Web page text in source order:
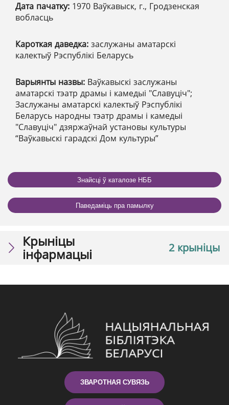
Дата пачатку: 1970 Ваўкавыск, г., Гродзенская
вобласць
Кароткая даведка: заслужаны аматарскі
калектыў Рэспублікі Беларусь
Варыянты назвы: Ваўкавыскі заслужаны
аматарскі тэатр драмы і камедыі "Славуціч";
Заслужаны аматарскі калектыў Рэспублікі
Беларусь народны тэатр драмы і камедыі
"Славуціч" дзяржаўнай установы культуры
“Ваўкавыскі гарадскі Дом культуры”
Знайсці ў каталозе НББ
Паведаміць пра памылку
2 крыніцы
Крыніцы
інфармацыі
ЗВАРОТНАЯ СУВЯЗЬ